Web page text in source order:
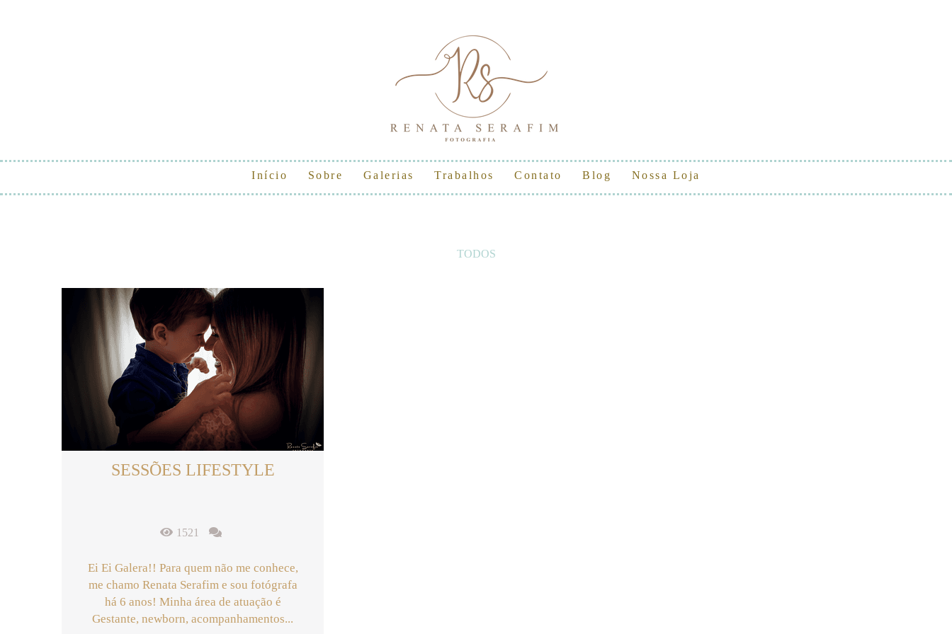
Início Sobre Galerias Trabalhos Contato Blog Nossa Loja
TODOS
SESSÕES LIFESTYLE
1521
Ei Ei Galera!! Para quem não me conhece,
me chamo Renata Serafim e sou fotógrafa
há 6 anos! Minha área de atuação é
Gestante, newborn, acompanhamentos...